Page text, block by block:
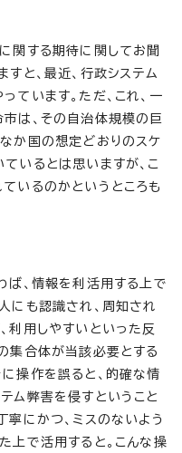
関する期待に関してお聞
と、最近、行政システム
ています。ただ、これ、一
は、その自治体規模の巨
か国の想定どおりのスケ
いるとは思いますが、こ
いるのかというところも
ば、情報を利活用する上で
にも認識され、周知され
利用しやすいといった反
集合体が当該必要とする
操作を誤ると、的確な情
ム弊害を侵すということ
寧にかつ、ミスのないよう
上で活用すると。こんな操